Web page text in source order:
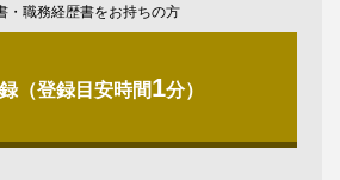
・職務経歴書をお持ちの方
（登録目安時間1分）